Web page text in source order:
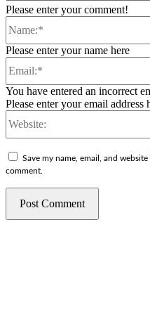
Please enter your comment!
Please enter your name here
You have entered an incorrect
Please enter your email address
Save my name, email, and
comment.